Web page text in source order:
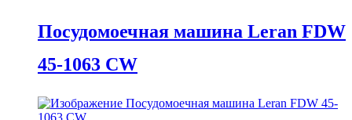
Посудомоечная машина Leran FDW
45-1063 CW